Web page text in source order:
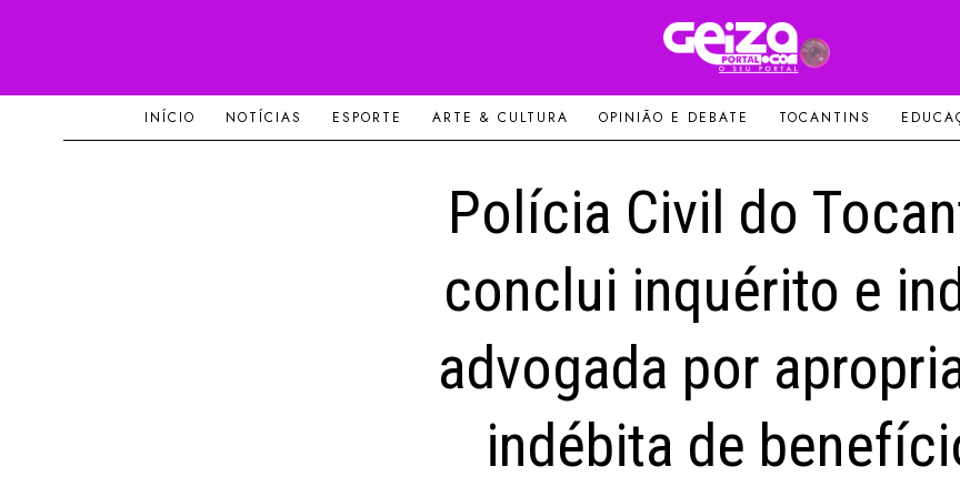
INÍCIO NOTÍCIAS ESPORTE ARTE & CULTURA OPINIÃO E DEBATE TOCANTINS
Polícia Civil do
conclui inquérito e
advogada por
indébita de